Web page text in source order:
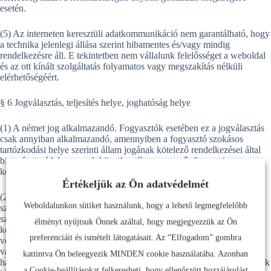
esetén.
(5) Az interneten keresztüli adatkommunikáció nem garantálható, hogy
a technika jelenlegi állása szerint hibamentes és/vagy mindig
rendelkezésre áll. E tekintetben nem vállalunk felelősséget a weboldal
és az ott kínált szolgáltatás folyamatos vagy megszakítás nélküli
elérhetőségéért.
§ 6 Jogválasztás, teljesítés helye, joghatóság helye
(1) A német jog alkalmazandó. Fogyasztók esetében ez a jogválasztás
csak annyiban alkalmazandó, amennyiben a fogyasztó szokásos
tartózkodási helye szerinti állam jogának kötelező rendelkezései által
biztosított védelem ennek következtében nem szűnik meg (a
kedvezőség elve).
(2) A velünk fennálló üzleti kapcsolatokból eredő valamennyi
szolgáltatás teljesítési helye, valamint a joghatóság helye a
székhelyünk, amennyiben Ön nem fogyasztó, hanem kereskedő,
közjogi jogi személy vagy közjogi különalapítvány. Ugyanez
vonatkozik arra az esetre is, ha Ön nem rendelkezik Németországban
vagy az EU-ban általános lakóhellyel vagy tartózkodási hellyel, vagy
ha lakóhelye vagy szokásos tartózkodási helye a kereset benyújtásának
Értékeljük az Ön adatvédelmét
Weboldalunkon sütiket használunk, hogy a lehető legmegfelelőbb
élményt nyújtsuk Önnek azáltal, hogy megjegyezzük az Ön
preferenciáit és ismételt látogatásait. Az “Elfogadom” gombra
kattintva Ön beleegyezik MINDEN cookie használatába. Azonban